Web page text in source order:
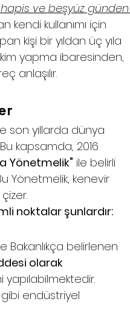
ve beşyüz günden
kendi kullanımı için
kişi bir yıldan üç yıla
yapma ibaresinden,
anlaşılır.
son yıllarda dünya
kapsamda, 2016
Yönetmelik" ile belirli
Yönetmelik, kenevir
noktalar şunlardır:
Bakanlıkça belirlenen
olarak
yapılabilmektedir.
endüstriyel